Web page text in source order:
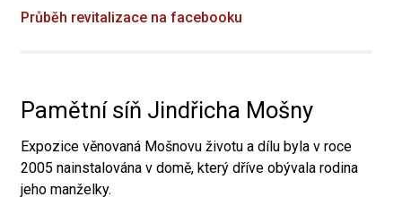
Průběh revitalizace na facebooku
Pamětní síň Jindřicha Mošny
Expozice věnovaná Mošnovu životu a dílu byla v roce
2005 nainstalována v domě, který dříve obývala rodina
jeho manželky.